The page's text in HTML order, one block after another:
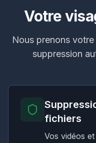
Votre
Nous prenons
suppression
fichiers
Vos vidéos